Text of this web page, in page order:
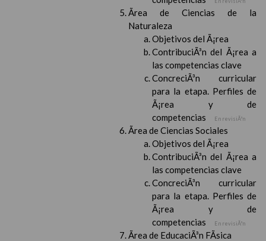
Ãrea de Ciencias de la
Naturaleza
Objetivos del Ã¡rea
ContribuciÃ³n del Ã¡rea a
las competencias clave
ConcreciÃ³n curricular
para la etapa. Perfiles de
Ã¡rea y de
competencias
En revisiÃ³n
Ãrea de Ciencias Sociales
Objetivos del Ã¡rea
ContribuciÃ³n del Ã¡rea a
las competencias clave
ConcreciÃ³n curricular
para la etapa. Perfiles de
Ã¡rea y de
competencias
En revisiÃ³n
Ãrea de EducaciÃ³n FÃ­sica